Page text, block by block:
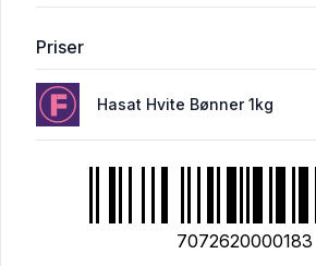
Priser
Hasat Hvite Bønner 1kg
7072620000183